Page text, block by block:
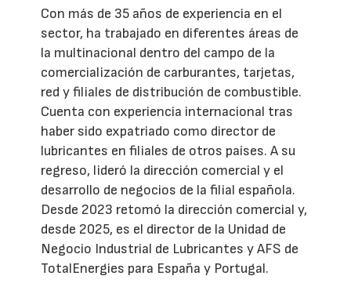
Con más de 35 años de experiencia en el
sector, ha trabajado en diferentes áreas de
la multinacional dentro del campo de la
comercialización de carburantes, tarjetas,
red y filiales de distribución de combustible.
Cuenta con experiencia internacional tras
haber sido expatriado como director de
lubricantes en filiales de otros países. A su
regreso, lideró la dirección comercial y el
desarrollo de negocios de la filial española.
Desde 2023 retomó la dirección comercial y,
desde 2025, es el director de la Unidad de
Negocio Industrial de Lubricantes y AFS de
TotalEnergies para España y Portugal.